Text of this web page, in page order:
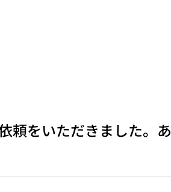
頼をいただきました。あ